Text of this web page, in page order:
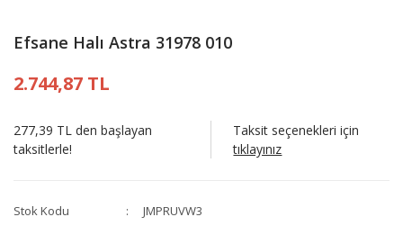
Efsane Halı Astra 31978 010
2.744,87 TL
277,39 TL den başlayan
taksitlerle!
Taksit seçenekleri için
tıklayınız
Stok Kodu
JMPRUVW3